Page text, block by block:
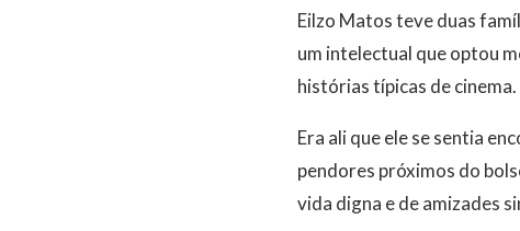
Eilzo Matos teve duas
um intelectual que optou
histórias típicas de cinema.
Era ali que ele se sentia
pendores próximos do
vida digna e de amizades